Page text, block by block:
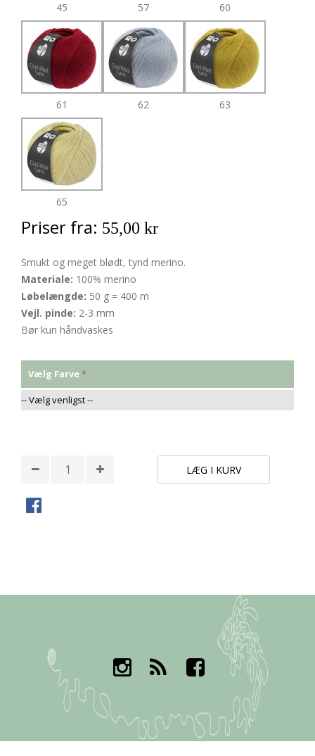
45 57 60
61 62 63
65
Priser fra: 55,00 kr
Smukt og meget blødt, tynd merino.
Materiale: 100% merino
Løbelængde: 50 g = 400 m
Vejl. pinde: 2-3 mm
Bør kun håndvaskes
Vælg Farve
LÆG I KURV